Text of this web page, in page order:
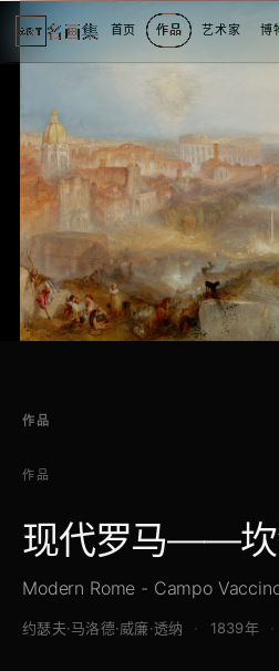
ART 名画集 首页 作品 艺术家 博
1
2
3
4
5
作品
作品
现代罗马——坎
Modern Rome - Campo
约瑟夫·马洛德·威廉·透纳 1839年